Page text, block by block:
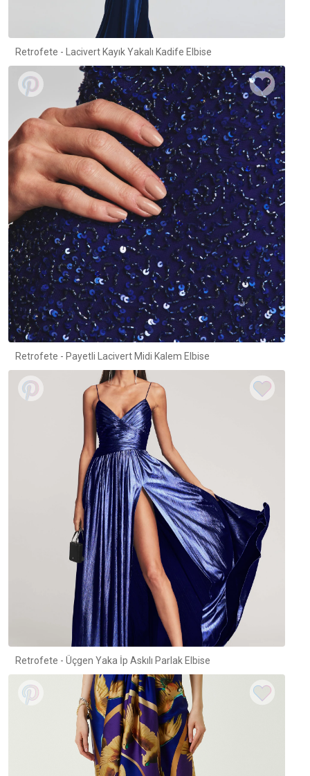
Retrofete - Lacivert Kayık Yakalı Kadife Elbise
Retrofete - Payetli Lacivert Midi Kalem Elbise
Retrofete - Üçgen Yaka İp Askılı Parlak Elbise